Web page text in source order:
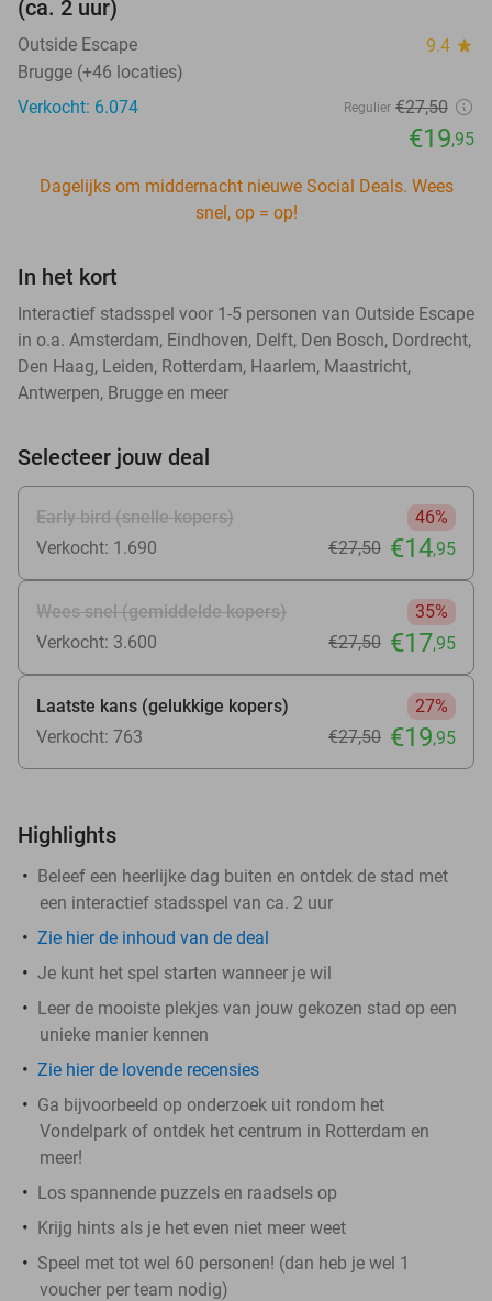
(ca. 2 uur)
Outside Escape 9.4 star
Brugge (+46 locaties)
Verkocht: 6.074
Regulier €27,50
€19,95
Dagelijks om middernacht nieuwe Social Deals. Wees
snel, op = op!
In het kort
Interactief stadsspel voor 1-5 personen van Outside Escape
in o.a. Amsterdam, Eindhoven, Delft, Den Bosch, Dordrecht,
Den Haag, Leiden, Rotterdam, Haarlem, Maastricht,
Antwerpen, Brugge en meer
Selecteer jouw deal
Early bird (snelle kopers)
46%
Verkocht: 1.690
€27,50 €14,95
Wees snel (gemiddelde kopers)
35%
Verkocht: 3.600
€27,50 €17,95
Laatste kans (gelukkige kopers)
27%
Verkocht: 763
€27,50 €19,95
Highlights
Beleef een heerlijke dag buiten en ontdek de stad met
een interactief stadsspel van ca. 2 uur
Zie hierde inhoud van de deal
Je kunt het spel starten wanneer je wil
Leer de mooiste plekjes van jouw gekozen stad op een
unieke manier kennen
Zie hier de lovende recensies
Ga bijvoorbeeld op onderzoek uit rondom het
Vondelpark of ontdek het centrum in Rotterdam en
meer!
Los spannende puzzels en raadsels op
Krijg hints als je het even niet meer weet
Speel met tot wel 60 personen! (dan heb je wel 1
voucher per team nodig)